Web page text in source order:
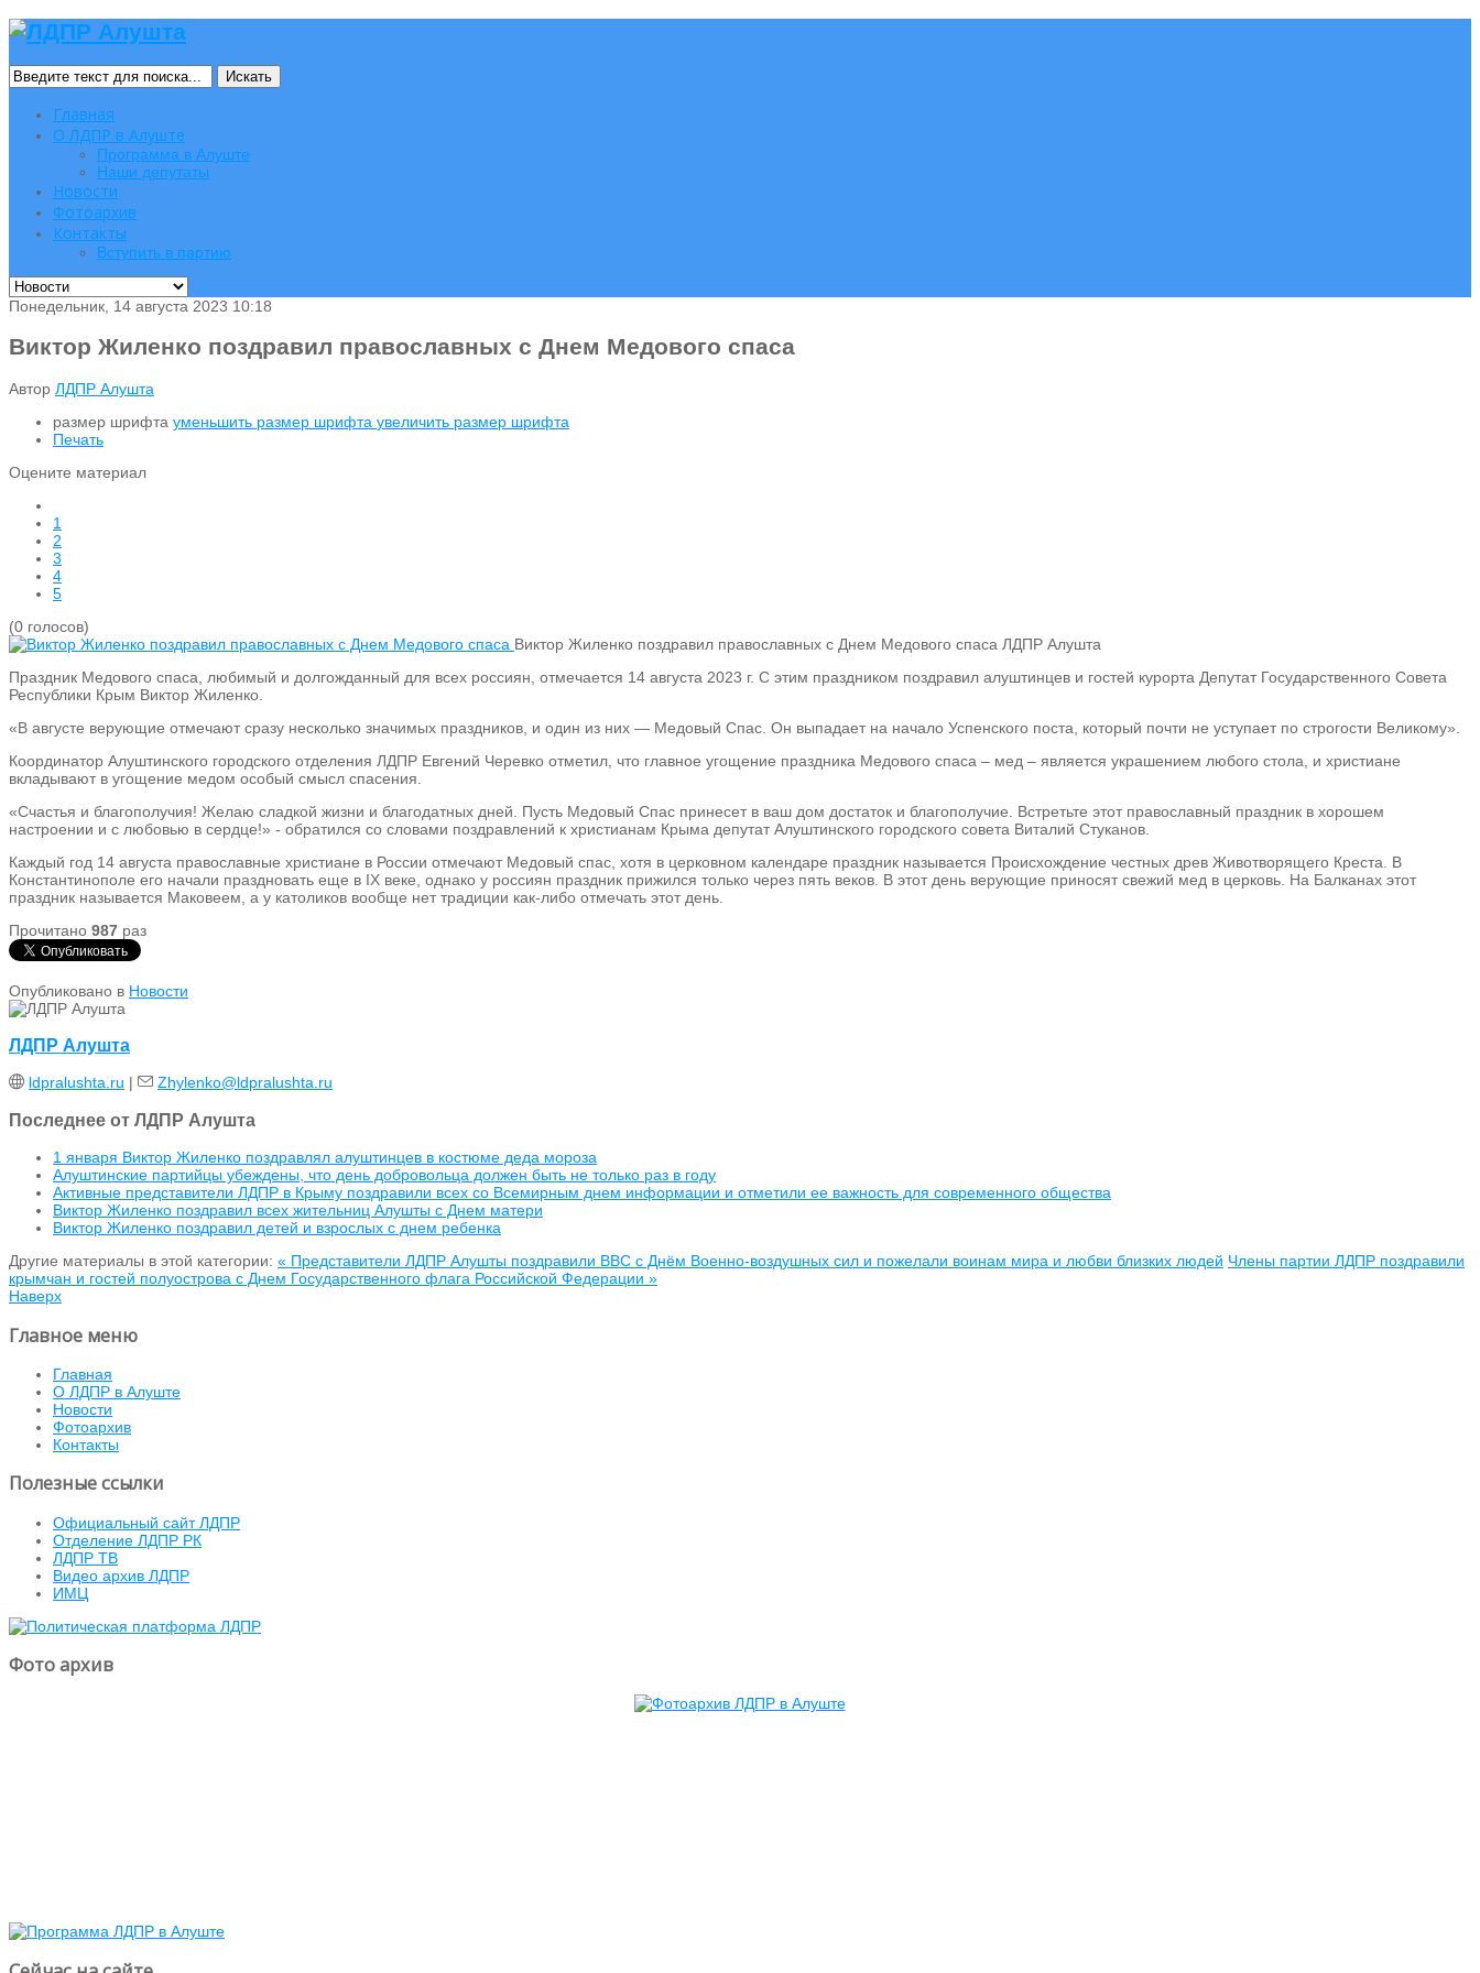
Искать
Главная
О ЛДПР в Алуште
Программа в Алуште
Наши депутаты
Новости
Фотоархив
Контакты
Вступить в партию
Понедельник, 14 августа 2023 10:18
Виктор Жиленко поздравил православных с Днем Медового спаса
Автор ЛДПР Алушта
размер шрифта уменьшить размер шрифта увеличить размер шрифта
Печать
Оцените материал
1
2
3
4
5
(0 голосов)
Виктор Жиленко поздравил православных с Днем Медового спаса ЛДПР Алушта
Праздник Медового спаса, любимый и долгожданный для всех россиян, отмечается 14 августа 2023 г. С этим праздником поздравил алуштинцев и гостей курорта Депутат Государственного Совета
Республики Крым Виктор Жиленко.
«В августе верующие отмечают сразу несколько значимых праздников, и один из них — Медовый Спас. Он выпадает на начало Успенского поста, который почти не уступает по строгости Великому».
Координатор Алуштинского городского отделения ЛДПР Евгений Черевко отметил, что главное угощение праздника Медового спаса – мед – является украшением любого стола, и христиане
вкладывают в угощение медом особый смысл спасения.
«Счастья и благополучия! Желаю сладкой жизни и благодатных дней. Пусть Медовый Спас принесет в ваш дом достаток и благополучие. Встретьте этот православный праздник в хорошем
настроении и с любовью в сердце!» - обратился со словами поздравлений к христианам Крыма депутат Алуштинского городского совета Виталий Стуканов.
Каждый год 14 августа православные христиане в России отмечают Медовый спас, хотя в церковном календаре праздник называется Происхождение честных древ Животворящего Креста. В
Константинополе его начали праздновать еще в IX веке, однако у россиян праздник прижился только через пять веков. В этот день верующие приносят свежий мед в церковь. На Балканах этот
праздник называется Маковеем, а у католиков вообще нет традиции как-либо отмечать этот день.
Прочитано 987 раз
Опубликовано в Новости
ЛДПР Алушта
ldpralushta.ru | Zhylenko@ldpralushta.ru
Последнее от ЛДПР Алушта
1 января Виктор Жиленко поздравлял алуштинцев в костюме деда мороза
Алуштинские партийцы убеждены, что день добровольца должен быть не только раз в году
Активные представители ЛДПР в Крыму поздравили всех со Всемирным днем информации и отметили ее важность для современного общества
Виктор Жиленко поздравил всех жительниц Алушты с Днем матери
Виктор Жиленко поздравил детей и взрослых с днем ребенка
Другие материалы в этой категории: « Представители ЛДПР Алушты поздравили ВВС с Днём Военно-воздушных сил и пожелали воинам мира и любви близких людей Члены партии ЛДПР поздравили
крымчан и гостей полуострова с Днем Государственного флага Российской Федерации »
Наверх
Главное меню
Главная
О ЛДПР в Алуште
Новости
Фотоархив
Контакты
Полезные ссылки
Официальный сайт ЛДПР
Отделение ЛДПР РК
ЛДПР ТВ
Видео архив ЛДПР
ИМЦ
Фото архив